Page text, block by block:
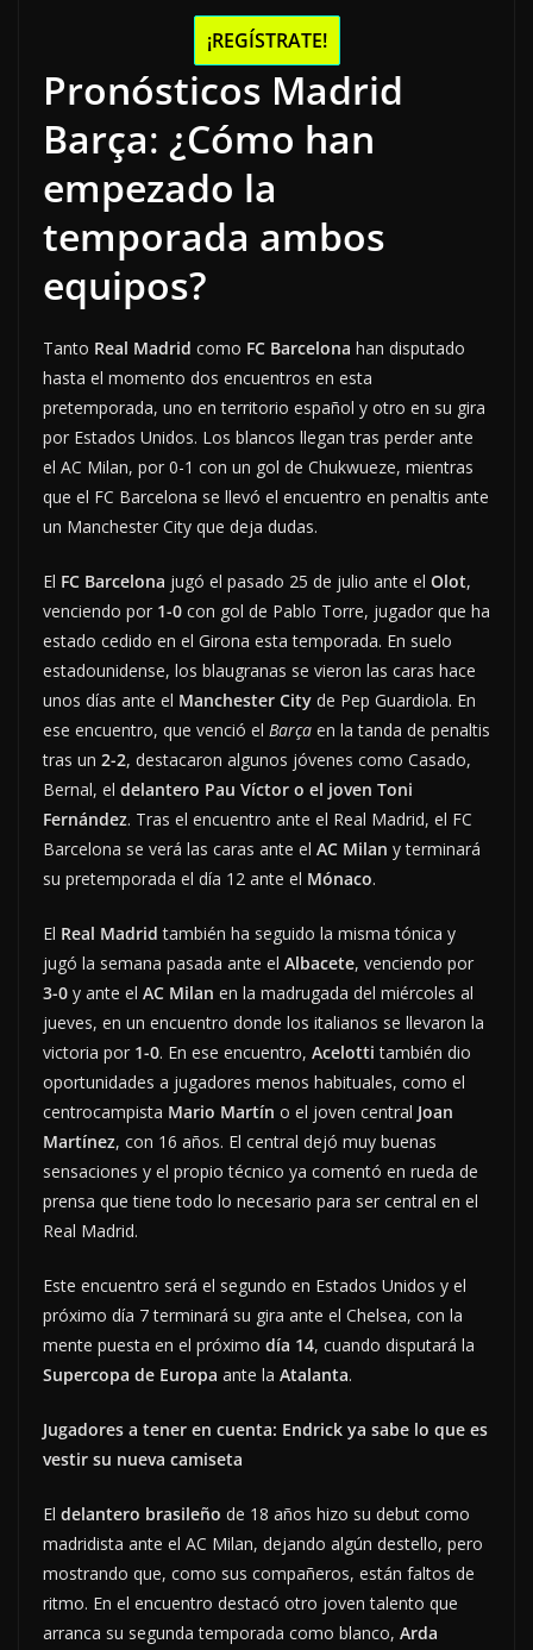
¡REGÍSTRATE!
Pronósticos Madrid
Barça: ¿Cómo han
empezado la
temporada ambos
equipos?
Tanto Real Madrid como FC Barcelona han disputado
hasta el momento dos encuentros en esta
pretemporada, uno en territorio español y otro en su gira
por Estados Unidos. Los blancos llegan tras perder ante
el AC Milan, por 0-1 con un gol de Chukwueze, mientras
que el FC Barcelona se llevó el encuentro en penaltis ante
un Manchester City que deja dudas.
El FC Barcelona jugó el pasado 25 de julio ante el Olot,
venciendo por 1-0 con gol de Pablo Torre, jugador que ha
estado cedido en el Girona esta temporada. En suelo
estadounidense, los blaugranas se vieron las caras hace
unos días ante el Manchester City de Pep Guardiola. En
ese encuentro, que venció el Barça en la tanda de penaltis
tras un 2-2, destacaron algunos jóvenes como Casado,
Bernal, el delantero Pau Víctor o el joven Toni
Fernández. Tras el encuentro ante el Real Madrid, el FC
Barcelona se verá las caras ante el AC Milan y terminará
su pretemporada el día 12 ante el Mónaco.
El Real Madrid también ha seguido la misma tónica y
jugó la semana pasada ante el Albacete, venciendo por
3-0 y ante el AC Milan en la madrugada del miércoles al
jueves, en un encuentro donde los italianos se llevaron la
victoria por 1-0. En ese encuentro, Acelottitambién dio
oportunidades a jugadores menos habituales, como el
centrocampista Mario Martín o el joven central Joan
Martínez, con 16 años. El central dejó muy buenas
sensaciones y el propio técnico ya comentó en rueda de
prensa que tiene todo lo necesario para ser central en el
Real Madrid.
Este encuentro será el segundo en Estados Unidos y el
próximo día 7 terminará su gira ante el Chelsea, con la
mente puesta en el próximo día 14, cuando disputará la
Supercopa de Europa ante la Atalanta.
Jugadores a tener en cuenta: Endrick ya sabe lo que es
vestir su nueva camiseta
El delantero brasileño de 18 años hizo su debut como
madridista ante el AC Milan, dejando algún destello, pero
mostrando que, como sus compañeros, están faltos de
ritmo. En el encuentro destacó otro joven talento que
arranca su segunda temporada como blanco, Arda